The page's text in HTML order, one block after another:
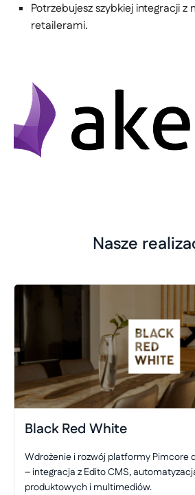
Potrzebujesz szybkiej integracji
retailerami.
Nasze
Black Red White
Wdrożenie i rozwój platformy Pimcore
– integracja z Edito CMS,
produktowych i multimediów.